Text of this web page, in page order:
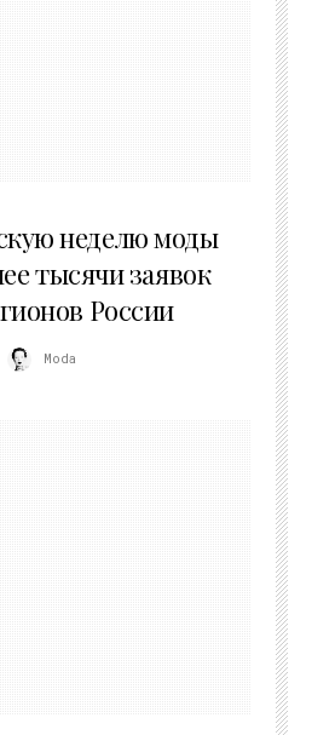
неделю моды
тысячи заявок
России
Moda